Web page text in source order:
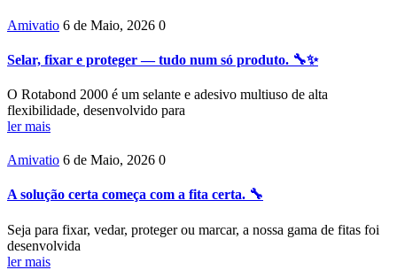
Amivatio 6 de Maio, 2026 0
Selar, fixar e proteger — tudo num só produto. 🔧✨
O Rotabond 2000 é um selante e adesivo multiuso de alta
flexibilidade, desenvolvido para
ler mais
Amivatio 6 de Maio, 2026 0
A solução certa começa com a fita certa. 🔧
Seja para fixar, vedar, proteger ou marcar, a nossa gama de fitas foi
desenvolvida
ler mais